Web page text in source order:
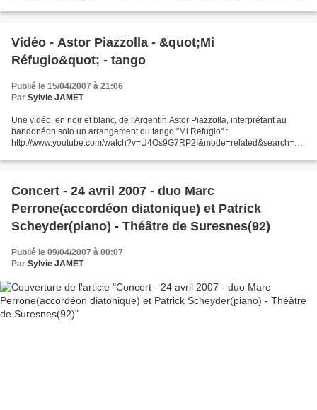
Vidéo - Astor Piazzolla - &quot;Mi
Réfugio&quot; - tango
Publié le 15/04/2007 à 21:06
Par Sylvie JAMET
Une vidéo, en noir et blanc, de l'Argentin Astor Piazzolla, interprétant au
bandonéon solo un arrangement du tango "Mi Refugio" :
http://www.youtube.com/watch?v=U4Os9G7RP2I&mode=related&search=
Concert - 24 avril 2007 - duo Marc
Perrone(accordéon diatonique) et Patrick
Scheyder(piano) - Théâtre de Suresnes(92)
Publié le 09/04/2007 à 00:07
Par Sylvie JAMET